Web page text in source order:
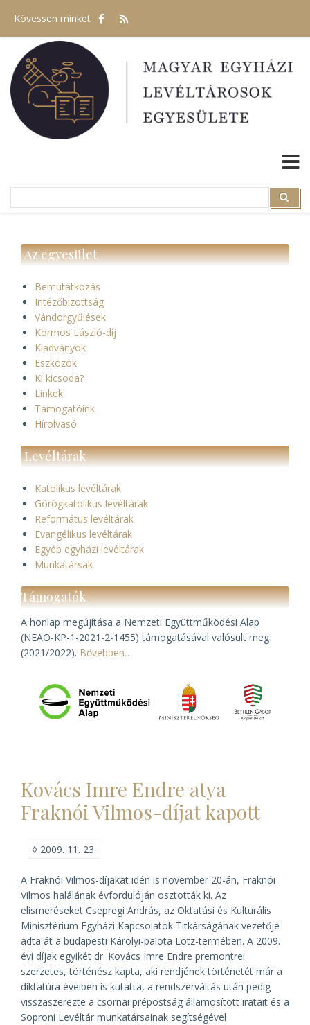
tartalomra
Kövessen minket
Search
Az egyesület
Bemutatkozás
Intézőbizottság
Vándorgyűlések
Kormos László-díj
Kiadványok
Eszközök
Ki kicsoda?
Linkek
Támogatóink
Hírolvasó
Levéltárak
Katolikus levéltárak
Görögkatolikus levéltárak
Református levéltárak
Evangélikus levéltárak
Egyéb egyházi levéltárak
Munkatársak
Támogatók
A honlap megújítása a Nemzeti Együttműködési Alap
(NEAO-KP-1-2021-2-1455) támogatásával valósult meg
(2021/2022). Bővebben…
Kovács Imre Endre atya
Fraknói Vilmos-díjat kapott
◊ 2009. 11. 23.
A Fraknói Vilmos-díjakat idén is november 20-án, Fraknói
Vilmos halálának évfordulóján osztották ki. Az
elismeréseket Csepregi András, az Oktatási és Kulturális
Minisztérium Egyházi Kapcsolatok Titkárságának vezetője
adta át a budapesti Károlyi-palota Lotz-termében. A 2009.
évi díjak egyikét dr. Kovács Imre Endre premontrei
szerzetes, történész kapta, aki rendjének történetét már a
diktatúra éveiben is kutatta, a rendszerváltás után pedig
visszaszerezte a csornai prépostság államosított iratait és a
Soproni Levéltár munkatársainak segítségével